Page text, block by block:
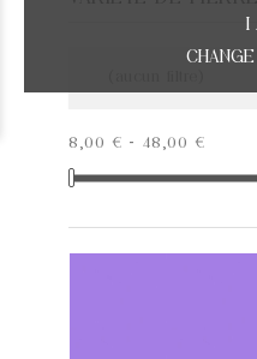
I
8,00 € - 48,00 €